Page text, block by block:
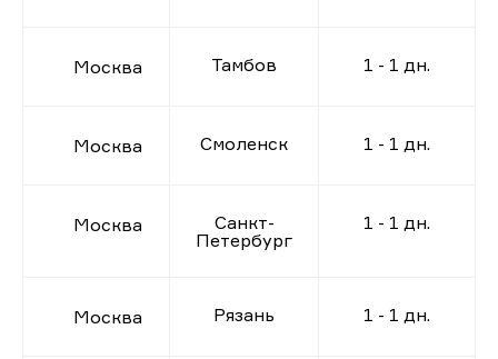
Москва Тамбов 1 - 1 дн.
Москва Смоленск 1 - 1 дн.
Москва
Санкт-
Петербург
1 - 1 дн.
Москва Рязань 1 - 1 дн.